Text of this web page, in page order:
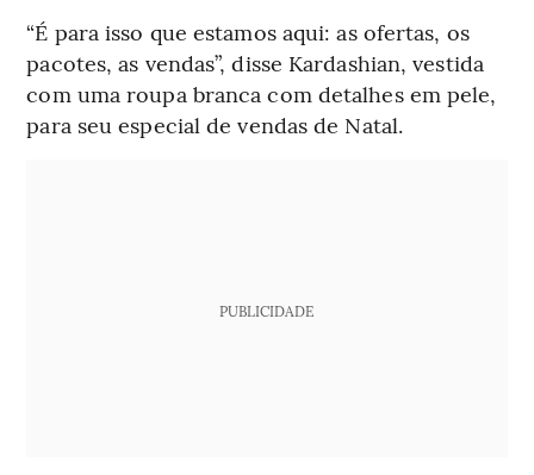
“É para isso que estamos aqui: as ofertas, os
pacotes, as vendas”, disse Kardashian, vestida
com uma roupa branca com detalhes em pele,
para seu especial de vendas de Natal.
PUBLICIDADE